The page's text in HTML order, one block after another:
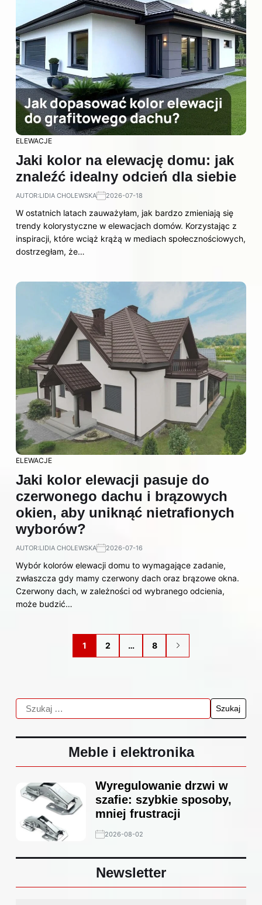
ELEWACJE
Jaki kolor na elewację domu: jak
znaleźć idealny odcień dla siebie
AUTOR:LIDIA CHOLEWSKA 2026-07-18
W ostatnich latach zauważyłam, jak bardzo zmieniają się
trendy kolorystyczne w elewacjach domów. Korzystając z
inspiracji, które wciąż krążą w mediach społecznościowych,
dostrzegłam, że…
ELEWACJE
Jaki kolor elewacji pasuje do
czerwonego dachu i brązowych
okien, aby uniknąć nietrafionych
wyborów?
AUTOR:LIDIA CHOLEWSKA 2026-07-16
Wybór kolorów elewacji domu to wymagające zadanie,
zwłaszcza gdy mamy czerwony dach oraz brązowe okna.
Czerwony dach, w zależności od wybranego odcienia,
może budzić…
1 2 … 8
Meble i elektronika
Wyregulowanie drzwi w
szafie: szybkie sposoby,
mniej frustracji
2026-08-02
Newsletter